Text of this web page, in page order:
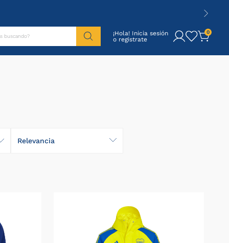
¡Hola! Inicia sesión 0
Relevancia